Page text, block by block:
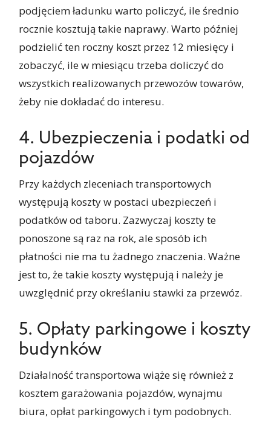
podjęciem ładunku warto policzyć, ile średnio
rocznie kosztują takie naprawy. Warto później
podzielić ten roczny koszt przez 12 miesięcy i
zobaczyć, ile w miesiącu trzeba doliczyć do
wszystkich realizowanych przewozów towarów,
żeby nie dokładać do interesu.
4. Ubezpieczenia i podatki od
pojazdów
Przy każdych zleceniach transportowych
występują koszty w postaci ubezpieczeń i
podatków od taboru. Zazwyczaj koszty te
ponoszone są raz na rok, ale sposób ich
płatności nie ma tu żadnego znaczenia. Ważne
jest to, że takie koszty występują i należy je
uwzględnić przy określaniu stawki za przewóz.
5. Opłaty parkingowe i koszty
budynków
Działalność transportowa wiąże się również z
kosztem garażowania pojazdów, wynajmu
biura, opłat parkingowych i tym podobnych.